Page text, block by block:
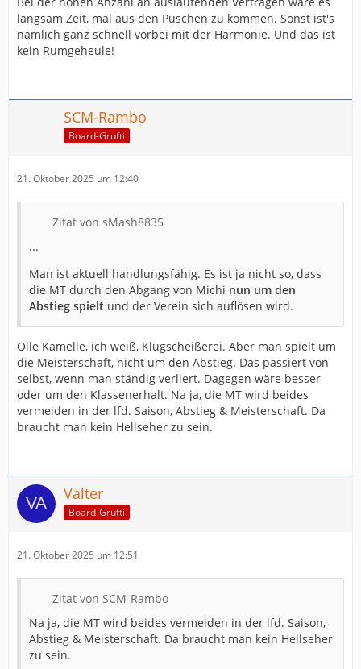
langsam Zeit, mal aus den Puschen zu kommen. Sonst ist's
nämlich ganz schnell vorbei mit der Harmonie. Und das ist
kein Rumgeheule!
SCM-Rambo
Board-Grufti
21. Oktober 2025 um 12:40
Zitat von sMash8835
...
Man ist aktuell handlungsfähig. Es ist ja nicht so, dass
die MT durch den Abgang von Michi nun um den
Abstieg spielt und der Verein sich auflösen wird.
Olle Kamelle, ich weiß, Klugscheißerei. Aber man spielt um
die Meisterschaft, nicht um den Abstieg. Das passiert von
selbst, wenn man ständig verliert. Dagegen wäre besser
oder um den Klassenerhalt. Na ja, die MT wird beides
vermeiden in der lfd. Saison, Abstieg & Meisterschaft. Da
braucht man kein Hellseher zu sein.
Valter
Board-Grufti
21. Oktober 2025 um 12:51
Zitat von SCM-Rambo
Na ja, die MT wird beides vermeiden in der lfd. Saison,
Abstieg & Meisterschaft. Da braucht man kein Hellseher
zu sein.